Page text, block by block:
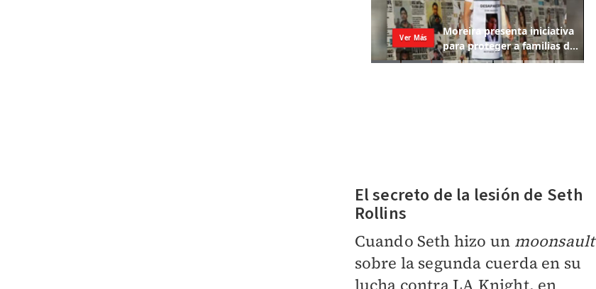
El secreto de la lesión de Seth
Rollins
Cuando Seth hizo un moonsault
sobre la segunda cuerda en su
lucha contra LA Knight, en